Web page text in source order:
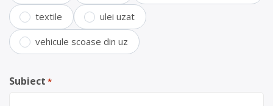
textile ulei uzat
vehicule scoase din uz
Subiect *